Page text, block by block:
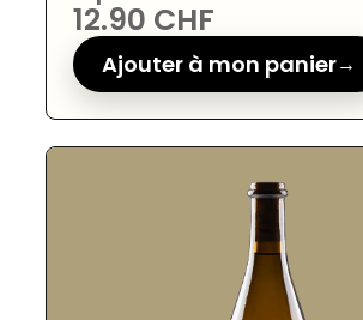
12.90 CHF
Ajouter à mon panier